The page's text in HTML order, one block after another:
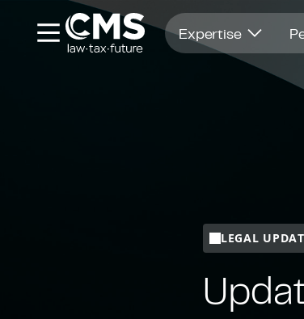
Expertise
LEGAL
Öffnet in einem neuen Fenster